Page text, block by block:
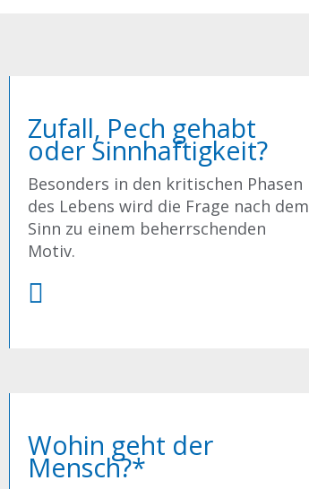
Zufall, Pech gehabt
oder Sinnhaftigkeit?
Besonders in den kritischen Phasen
des Lebens wird die Frage nach dem
Sinn zu einem beherrschenden
Motiv.
Wohin geht der
Mensch?*